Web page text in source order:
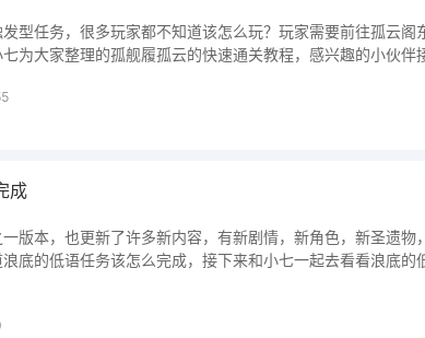
型任务，很多玩家都不知道该怎么玩？玩家需要前往孤云阁
为大家整理的孤舰履孤云的快速通关教程，感兴趣的小伙伴
成
版本，也更新了许多新内容，有新剧情，新角色，新圣遗物
底的低语任务该怎么完成，接下来和小七一起去看看浪底的